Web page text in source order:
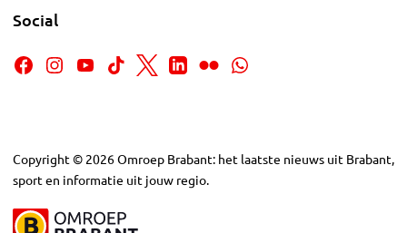
Social
Copyright © 2026Omroep Brabant: het laatste nieuws uit Brabant,
sport en informatie uit jouw regio.